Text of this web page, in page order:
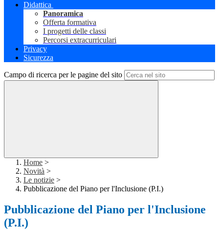
Didattica
Panoramica
Offerta formativa
I progetti delle classi
Percorsi extracurriculari
Privacy
Sicurezza
Campo di ricerca per le pagine del sito
Home >
Novità >
Le notizie >
Pubblicazione del Piano per l'Inclusione (P.I.)
Pubblicazione del Piano per l'Inclusione
(P.I.)